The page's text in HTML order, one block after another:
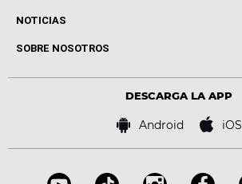
Conciertos
Cuerpos especiales
Locutores Europa FM
NOTICIAS
Cine y Televisión
Virales
SOBRE NOSOTROS
Bases de concursos
DESCARGA LA APP
Android iOS